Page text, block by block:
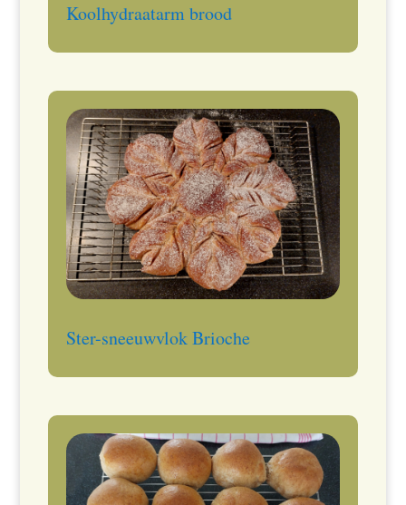
Koolhydraatarm brood
Ster-sneeuwvlok Brioche